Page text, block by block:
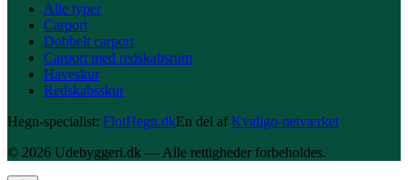
Alle typer
Carport
Dobbelt carport
Carport med redskabsrum
Haveskur
Redskabsskur
Hegn-specialist: FlotHegn.dkEn del af Kvaligo-netværket
© 2026 Udebyggeri.dk — Alle rettigheder forbeholdes.